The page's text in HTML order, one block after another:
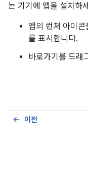
는 기기에 앱을 설치하
앱의 런처 아이콘
를 표시합니다.
바로가기를 드래
이전
arrow_back